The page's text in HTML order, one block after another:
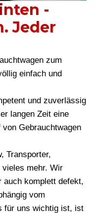
-
Jeder
zum
einfach und
und zuverlässig
langen Zeit eine
von Gebrauchtwagen
Transporter,
vieles mehr. Wir
auch komplett defekt,
vom
für uns wichtig ist, ist